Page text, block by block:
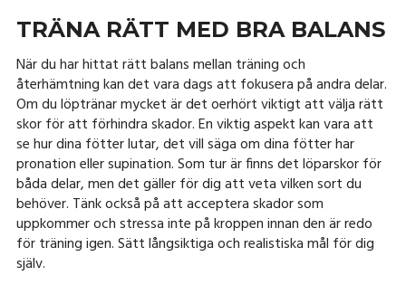
TRÄNA RÄTT MED BRA BALANS
När du har hittat rätt balans mellan träning och
återhämtning kan det vara dags att fokusera på andra delar.
Om du löptränar mycket är det oerhört viktigt att välja rätt
skor för att förhindra skador. En viktig aspekt kan vara att
se hur dina fötter lutar, det vill säga om dina fötter har
pronation eller supination. Som tur är finns det löparskor för
båda delar, men det gäller för dig att veta vilken sort du
behöver. Tänk också på att acceptera skador som
uppkommer och stressa inte på kroppen innan den är redo
för träning igen. Sätt långsiktiga och realistiska mål för dig
själv.